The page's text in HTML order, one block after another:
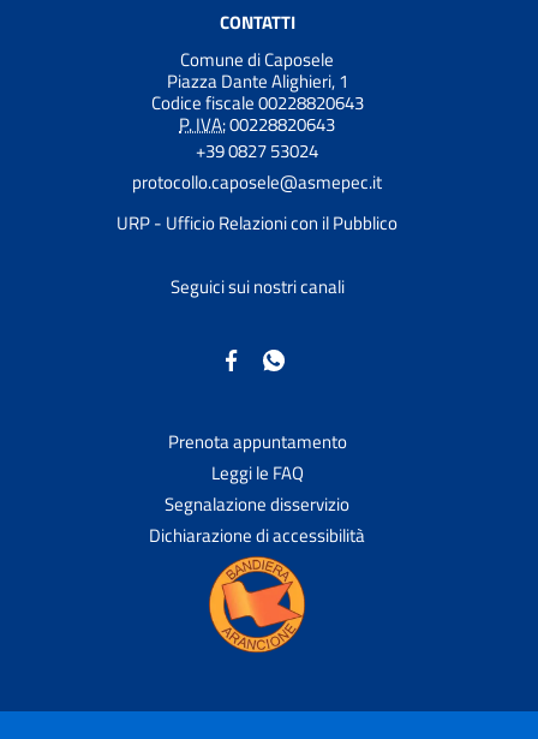
CONTATTI
Comune di Caposele
Piazza Dante Alighieri, 1
Codice fiscale 00228820643
P. IVA:00228820643
+39 0827 53024
protocollo.caposele@asmepec.it
URP - Ufficio Relazioni con il Pubblico
Seguici sui nostri canali
Prenota appuntamento
Leggi le FAQ
Segnalazione disservizio
Dichiarazione di accessibilità